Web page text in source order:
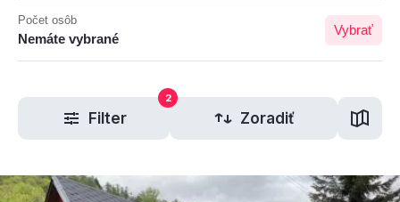
Počet osôb
Nemáte vybrané
Vybrať
Filter
2
Zoradiť